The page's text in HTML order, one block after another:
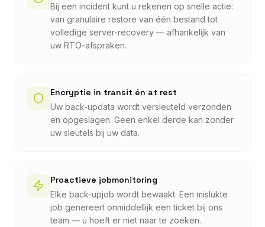
Bij een incident kunt u rekenen op snelle actie:
van granulaire restore van één bestand tot
volledige server-recovery — afhankelijk van
uw RTO-afspraken.
Encryptie in transit én at rest
Uw back-updata wordt versleuteld verzonden
en opgeslagen. Geen enkel derde kan zonder
uw sleutels bij uw data.
Proactieve jobmonitoring
Elke back-upjob wordt bewaakt. Een mislukte
job genereert onmiddellijk een ticket bij ons
team — u hoeft er niet naar te zoeken.